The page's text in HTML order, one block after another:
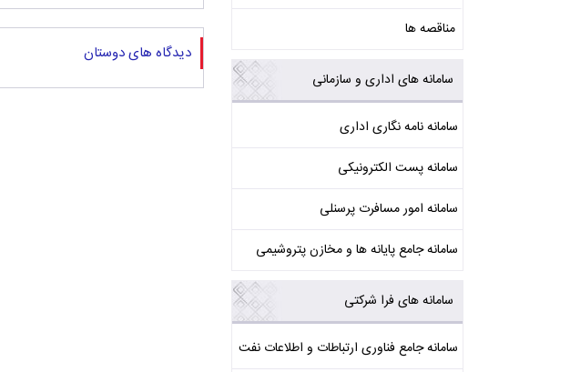
مناقصه ها
سامانه های اداری و سازمانی
سامانه نامه نگاری اداری
سامانه پست الکترونیکی
سامانه امور مسافرت پرسنلی
سامانه جامع پایانه ها و مخازن پتروشیمی
سامانه های فرا شرکتی
سامانه جامع فناوری ارتباطات و اطلاعات نفت
دیدگاه های دوستان